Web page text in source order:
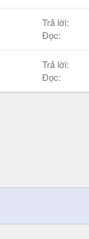
Trả lời
Đọc
Trả lời
Đọc
Quy